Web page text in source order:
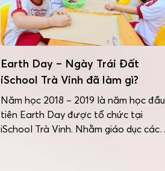
Earth Day – Ngày Trái Đất
iSchool Trà Vinh đã làm gì?
Năm học 2018 – 2019 là năm học đầu
tiên Earth Day được tổ chức tại
iSchool Trà Vinh. Nhằm giáo dục các